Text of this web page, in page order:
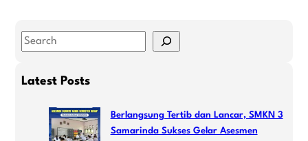
S
aLatest Posts
Berlangsung Tertib dan Lancar, SMKN 3
Samarinda Sukses Gelar Asesmen